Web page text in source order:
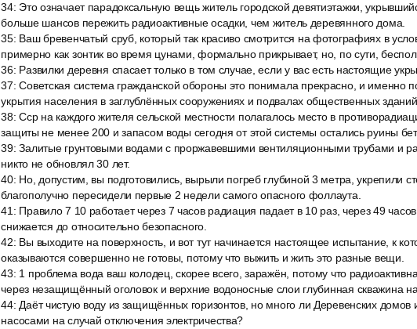
34: Это означает парадоксальную вещь житель городской девятиэтажки,
больше шансов пережить радиоактивные осадки, чем житель деревянного дома.
35: Ваш бревенчатый сруб, который так красиво смотрится на фотографиях в
примерно как зонтик во время цунами, формально прикрывает, но, по сути,
36: Развилки деревня спасает только в том случае, если у вас есть настоящие
37:Советская система гражданской обороны это понимала прекрасно, и именно
укрытия населения в заглублённых сооружениях и подвалах общественных
38:Сср на каждого жителя сельской местности полагалось место в
защиты не менее 200 и запасом воды сегодня от этой системы остались руины
39:Залитые грунтовыми водами с проржавевшими вентиляционными трубами и
никто не обновлял 30 лет.
40: Но, допустим, вы подготовились, вырыли погреб глубиной 3 метра, укрепили
благополучно пересидели первые 2 недели самого опасного фоллаута.
41 : Правило 7 10 работает через 7 часов радиация падает в 10 раз, через 49
снижается до относительно безопасного.
42: Вы выходите на поверхность, и вот тут начинается настоящее испытание, к
оказываются совершенно не готовы, потому что выжить и жить это разные вещи.
43: 1 проблема вода ваш колодец, скорее всего, заражён, потому что
через незащищённый оголовок и верхние водоносные слои глубинная скважина
44: Даёт чистую воду из защищённых горизонтов, но много ли Деревенских
насосами на случай отключения электричества?